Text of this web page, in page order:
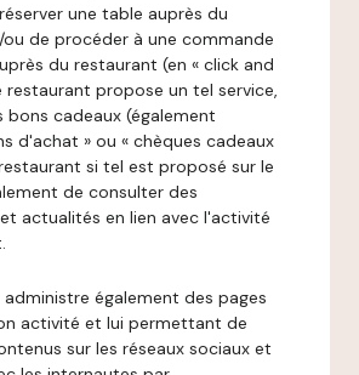
une table auprès du
de procéder à une commande
du restaurant (en « click and
restaurant propose un tel service,
bons cadeaux (également
d'achat » ou « chèques cadeaux
si tel est proposé sur le
de consulter des
actualités en lien avec l'activité
également des pages
activité et lui permettant de
sur les réseaux sociaux et